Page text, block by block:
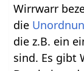
Wirrwarr
die
die z.B. ein
sind. Es gibt